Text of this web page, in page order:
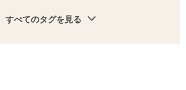
すべてのタグを見る